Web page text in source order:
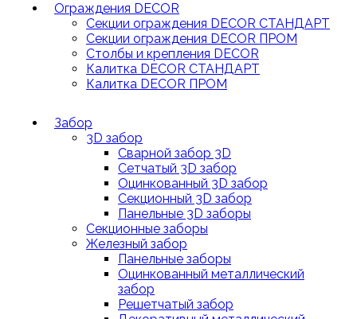
Ограждения DECOR
Секции ограждения DECOR СТАНДАРТ
Секции ограждения DECOR ПРОМ
Столбы и крепления DECOR
Калитка DECOR СТАНДАРТ
Калитка DECOR ПРОМ
Забор
3D забор
Сварной забор 3D
Сетчатый 3D забор
Оцинкованный 3D забор
Секционный 3D забор
Панельные 3D заборы
Секционные заборы
Железный забор
Панельные заборы
Оцинкованный металлический
забор
Решетчатый забор